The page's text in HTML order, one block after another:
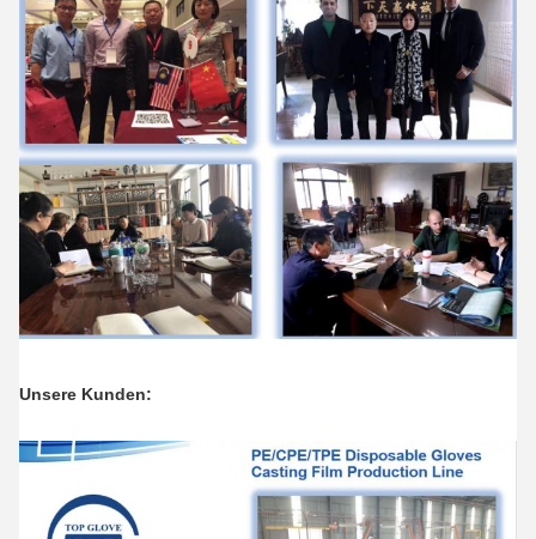
Unsere Kunden: